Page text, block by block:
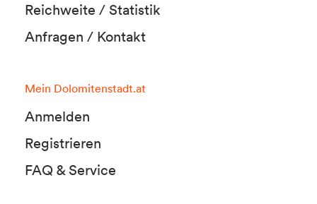
Reichweite / Statistik
Anfragen / Kontakt
Mein Dolomitenstadt.at
Anmelden
Registrieren
FAQ & Service